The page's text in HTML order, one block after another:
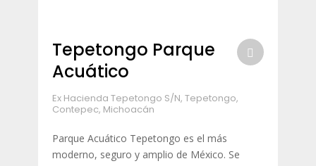
Tepetongo Parque
Acuático
Ex Hacienda Tepetongo S/N, Tepetongo,
Contepec, Michoacán
Parque Acuático Tepetongo es el más
moderno, seguro y amplio de México. Se